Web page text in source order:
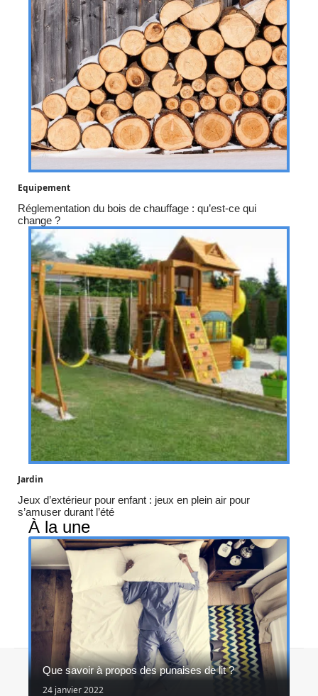
Equipement
Réglementation du bois de chauffage : qu’est-ce qui
change ?
Jardin
Jeux d’extérieur pour enfant : jeux en plein air pour
s’amuser durant l’été
À la une
Que savoir à propos des punaises de lit ?
24 janvier 2022
Contact Mentions légales Sitemap